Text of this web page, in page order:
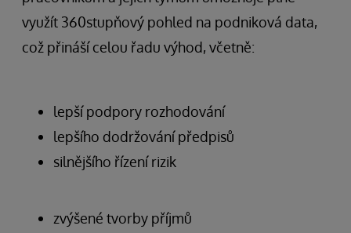
využít 360stupňový pohled na podniková data,
což přináší celou řadu výhod, včetně:
lepší podpory rozhodování
lepšího dodržování předpisů
silnějšího řízení rizik
zvýšené tvorby příjmů